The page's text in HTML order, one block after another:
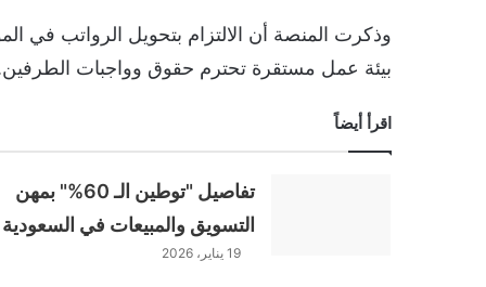
وذكرت المنصة أن الالتزام بتحويل الرواتب في
بيئة عمل مستقرة تحترم حقوق وواجبات
اقرأ أيضاً
تفاصيل "توطين الـ 60%" بمهن
التسويق والمبيعات في السعودية
19 يناير، 2026